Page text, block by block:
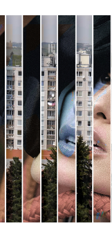
Pro děti
edu
Vše o ČT